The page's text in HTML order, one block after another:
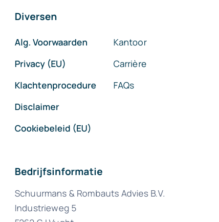
Diversen
Alg. Voorwaarden
Privacy (EU)
Klachtenprocedure
Disclaimer
Cookiebeleid (EU)
Kantoor
Carrière
FAQs
Bedrijfsinformatie
Schuurmans & Rombauts Advies B.V.
Industrieweg 5